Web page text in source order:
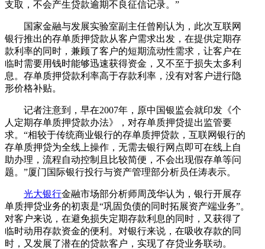
支取，不会产生贷款逾期不良征信记录。”
国家金融与发展实验室副主任曾刚认为，此次互联网
银行推出的存单质押贷款从客户需求出发，在提供定期存
款利率的同时，兼顾了客户的短期流动性需求，让客户在
临时需要用钱时能够迅速获得资金，又不至于损失太多利
息。存单质押贷款利率高于存款利率，没有对客户进行隐
形价格补贴。
记者注意到，早在2007年，原中国银监会就印发《个
人定期存单质押贷款办法》，对存单质押贷提出监管要
求。“相较于传统商业银行的存单质押贷款，互联网银行的
存单质押贷为全线上操作，无需去银行网点即可在线上自
助办理，流程自动控制且比较简便，不会出现假存单等问
题。”厦门国际银行投行与资产管理部分析员任涛表示。
光大银行金融市场部分析师周茂华认为，银行开展存
单质押贷业务的初衷是“巩固负债的同时拓展资产端业务”。
对客户来说，在避免损失定期存款利息的同时，又获得了
临时动用存款资金的便利。对银行来说，在吸收存款的同
时，又发展了潜在的贷款客户，实现了存贷业务联动。